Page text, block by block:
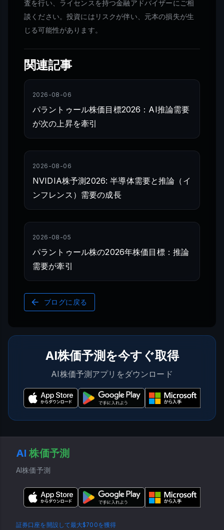
査を行い、ライセンスを持つ金融アドバイザーにご相
談ください。投資にはリスクが伴い、元本の損失が生
じる可能性があります。
関連記事
2026-08-06
パラントゥール株価目標2026：AI推論需要
が次の上昇を牽引
2026-08-06
NVIDIA株予測2026: 半導体需要と推論（イ
ンフレンス）需要の成長
2026-08-05
パラントゥール株の2026年株価目標：推論
需要が牽引
ブログに戻る
AI株価予測を今すぐ取得
AI株価予測アプリをダウンロード
AI 株価予測
AI株価予測
証券口座を開設して最大$700を獲得